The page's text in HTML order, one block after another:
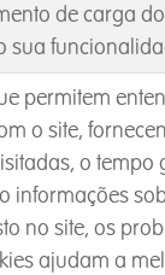
de carga
sua
permitem
o site,
o tempo
informações
no site, os
ajudam a